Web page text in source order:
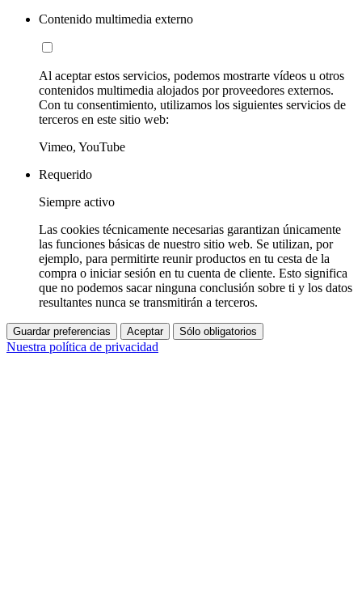
Contenido multimedia externo
Al aceptar estos servicios, podemos mostrarte vídeos u otros
contenidos multimedia alojados por proveedores externos.
Con tu consentimiento, utilizamos los siguientes servicios de
terceros en este sitio web:
Vimeo, YouTube
Requerido
Siempre activo
Las cookies técnicamente necesarias garantizan únicamente
las funciones básicas de nuestro sitio web. Se utilizan, por
ejemplo, para permitirte reunir productos en tu cesta de la
compra o iniciar sesión en tu cuenta de cliente. Esto significa
que no podemos sacar ninguna conclusión sobre ti y los datos
resultantes nunca se transmitirán a terceros.
Guardar preferencias Aceptar Sólo obligatorios
Nuestra política de privacidad